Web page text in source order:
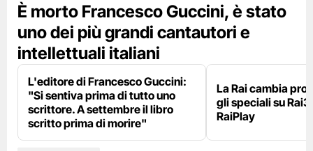
È morto Francesco Guccini, è stato
uno dei più grandi cantautori e
intellettuali italiani
L'editore di Francesco Guccini:
"Si sentiva prima di tutto uno
scrittore. A settembre il libro
scritto prima di morire"
La Rai cambia
gli speciali su
RaiPlay